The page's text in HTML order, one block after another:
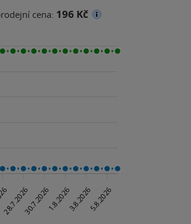
cena: 196 Kč